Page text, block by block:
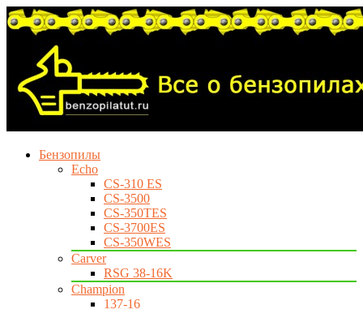
Бензопилы
Echo
CS-310 ES
CS-3500
CS-350TES
CS-3700ES
CS-350WES
Carver
RSG 38-16K
Champion
137-16